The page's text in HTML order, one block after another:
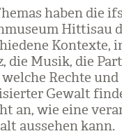
haben die
Hit­ti­sau
Kon­texte,
die Musik, die
Rechte
Gewalt
an, wie eine
aus­se­hen kann.